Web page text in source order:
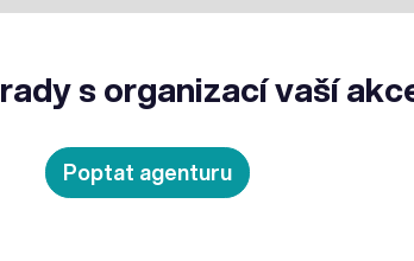
s organizací vaší
Poptat agenturu